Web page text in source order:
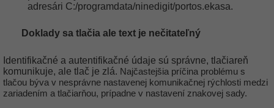
adresári C:/programdata/ninedigit/portos.ekasa.
Doklady sa tlačia ale text je nečitateľný
Identifikačné a autentifikačné údaje sú správne, tlačiareň
komunikuje, ale tlač je zlá. Najčastejšia príčina problému s
tlačou býva v nesprávne nastavenej komunikačnej rýchlosti medzi
zariadením a tlačiarňou, prípadne v nastavení znakovej sady.